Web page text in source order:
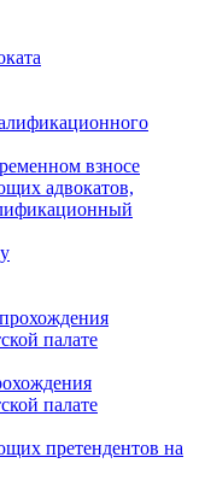
взносе
адвокатов,
палате
палате
претендентов на